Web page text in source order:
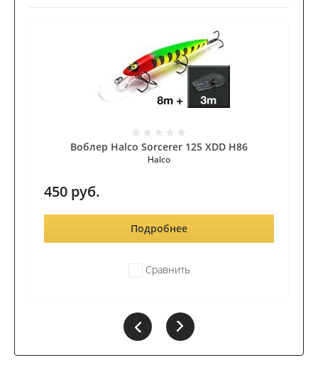
Воблер Halco Sorcerer 125 XDD H86
Halco
450 руб.
Подробнее
Сравнить